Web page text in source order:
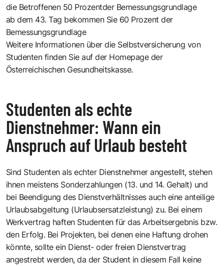
die Betroffenen 50 Prozentder Bemessungsgrundlage
ab dem 43. Tag bekommen Sie 60 Prozent der
Bemessungsgrundlage
Weitere Informationen über die Selbstversicherung von
Studenten finden Sie auf der Homepage der
Österreichischen Gesundheitskasse.
Studenten als echte
Dienstnehmer: Wann ein
Anspruch auf Urlaub besteht
Sind Studenten als echter Dienstnehmer angestellt, stehen
ihnen meistens Sonderzahlungen (13. und 14. Gehalt) und
bei Beendigung des Dienstverhältnisses auch eine anteilige
Urlaubsabgeltung (Urlaubsersatzleistung) zu. Bei einem
Werkvertrag haften Studenten für das Arbeitsergebnis bzw.
den Erfolg. Bei Projekten, bei denen eine Haftung drohen
könnte, sollte ein Dienst- oder freien Dienstvertrag
angestrebt werden, da der Student in diesem Fall keine